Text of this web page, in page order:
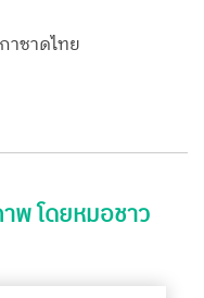
ชาดไทย
พ โดยหมอชาว